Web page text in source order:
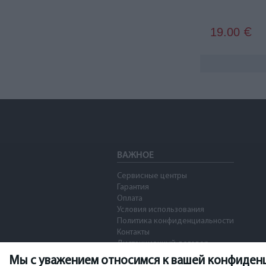
Мы с уважением относимся к вашей
19.00 €
ВАЖНОЕ
Сервисные центры
Гарантия
Оплата
Условия использования
Политика конфиденциальности
Контакты
Дистанционный договор